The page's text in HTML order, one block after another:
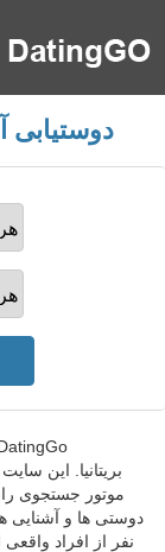
دوستیابی
بریتانیا. این
موتور جستجوی
دوستی ها و آشنایی
نفر از افراد